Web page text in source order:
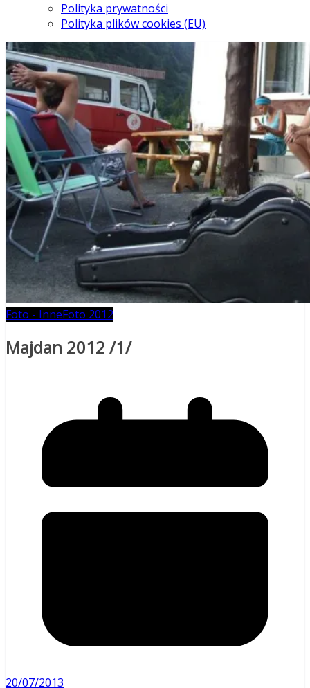
Polityka prywatności
Polityka plików cookies (EU)
Foto - InneFoto 2012
Majdan 2012 /1/
20/07/2013